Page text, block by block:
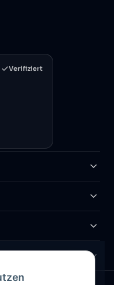
Verifiziert